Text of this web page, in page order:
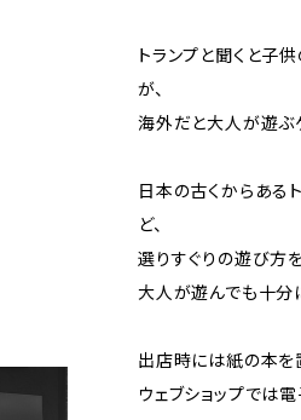
トランプと聞くと子
が、
海外だと大人が遊ぶ
日本の古くからある
ど、
選りすぐりの遊び方
大人が遊んでも十分
出店時には紙の本を
ウェブショップでは